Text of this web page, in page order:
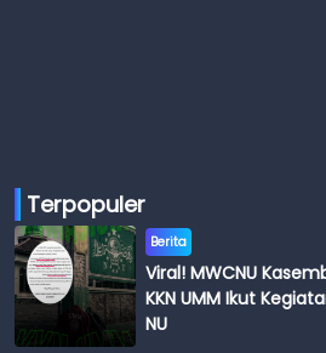
Terpopuler
Berita
Viral! MWCNU
KKN UMM Ikut
NU